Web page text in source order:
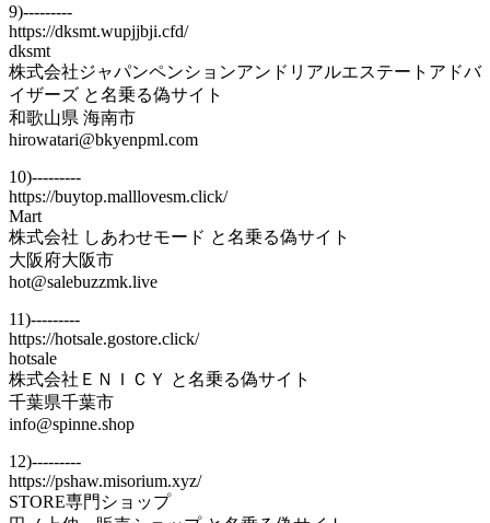
9)---------
https://dksmt.wupjjbji.cfd/
dksmt
株式会社ジャパンペンションアンドリアルエステートアドバ
イザーズ と名乗る偽サイト
和歌山県 海南市
hirowatari@bkyenpml.com
10)---------
https://buytop.malllovesm.click/
Mart
株式会社 しあわせモード と名乗る偽サイト
大阪府大阪市
hot@salebuzzmk.live
11)---------
https://hotsale.gostore.click/
hotsale
株式会社ＥＮＩＣＹ と名乗る偽サイト
千葉県千葉市
info@spinne.shop
12)---------
https://pshaw.misorium.xyz/
STORE専門ショップ